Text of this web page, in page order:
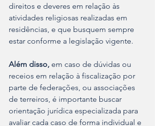
direitos e deveres em relação às
atividades religiosas realizadas em
residências, e que busquem sempre
estar conforme a legislação vigente.
Além disso, em caso de dúvidas ou
receios em relação à fiscalização por
parte de federações, ou associações
de terreiros, é importante buscar
orientação jurídica especializada para
avaliar cada caso de forma individual e